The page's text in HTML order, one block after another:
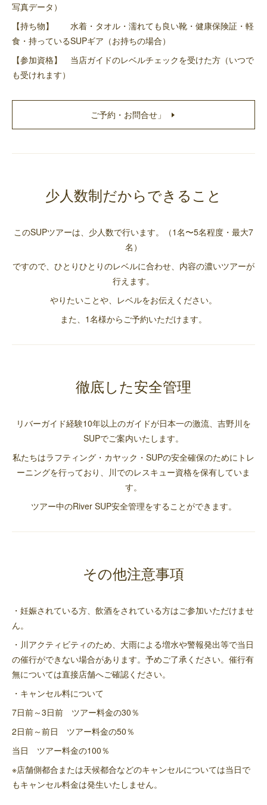
写真データ）
【持ち物】 水着・タオル・濡れても良い靴・健康保険証・軽
食・持っているSUPギア（お持ちの場合）
【参加資格】 当店ガイドのレベルチェックを受けた方（いつで
も受けれます）
ご予約・お問合せ」
少人数制だからできること
このSUPツアーは、少人数で行います。（1名〜5名程度・最大7
名）
ですので、ひとりひとりのレベルに合わせ、内容の濃いツアーが
行えます。
やりたいことや、レベルをお伝えください。
また、1名様からご予約いただけます。
徹底した安全管理
リバーガイド経験10年以上のガイドが日本一の激流、吉野川を
SUPでご案内いたします。
私たちはラフティング・カヤック・SUPの安全確保のためにトレ
ーニングを行っており、川でのレスキュー資格を保有していま
す。
ツアー中のRiver SUP安全管理をすることができます。
その他注意事項
・妊娠されている方、飲酒をされている方はご参加いただけませ
ん。
・川アクティビティのため、大雨による増水や警報発出等で当日
の催行ができない場合があります。予めご了承ください。催行有
無については直接店舗へご確認ください。
・キャンセル料について
7日前～3日前 ツアー料金の30％
2日前～前日 ツアー料金の50％
当日 ツアー料金の100％
※店舗側都合または天候都合などのキャンセルについては当日で
もキャンセル料金は発生いたしません。